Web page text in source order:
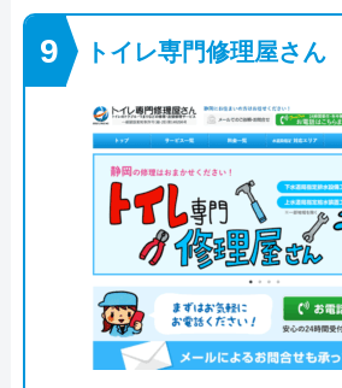
トイレ専門修理屋さん